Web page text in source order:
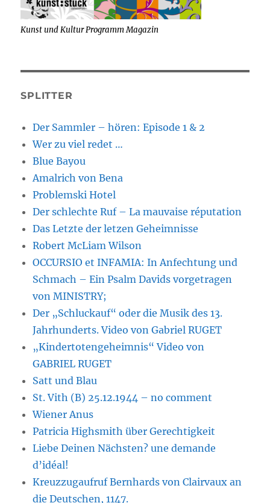
Kunst und Kultur Programm Magazin
SPLITTER
Der Sammler – hören: Episode 1 & 2
Wer zu viel redet …
Blue Bayou
Amalrich von Bena
Problemski Hotel
Der schlechte Ruf – La mauvaise réputation
Das Letzte der letzen Geheimnisse
Robert McLiam Wilson
OCCURSIO et INFAMIA: In Anfechtung und
Schmach – Ein Psalm Davids vorgetragen
von MINISTRY;
Der „Schluckauf“ oder die Musik des 13.
Jahrhunderts. Video von Gabriel RUGET
„Kindertotengeheimnis“ Video von
GABRIEL RUGET
Satt und Blau
St. Vith (B) 25.12.1944 – no comment
Wiener Anus
Patricia Highsmith über Gerechtigkeit
Liebe Deinen Nächsten? une demande
d’idéal!
Kreuzzugaufruf Bernhards von Clairvaux an
die Deutschen, 1147.